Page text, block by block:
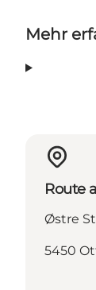
Mehr
Route
Østre
5450